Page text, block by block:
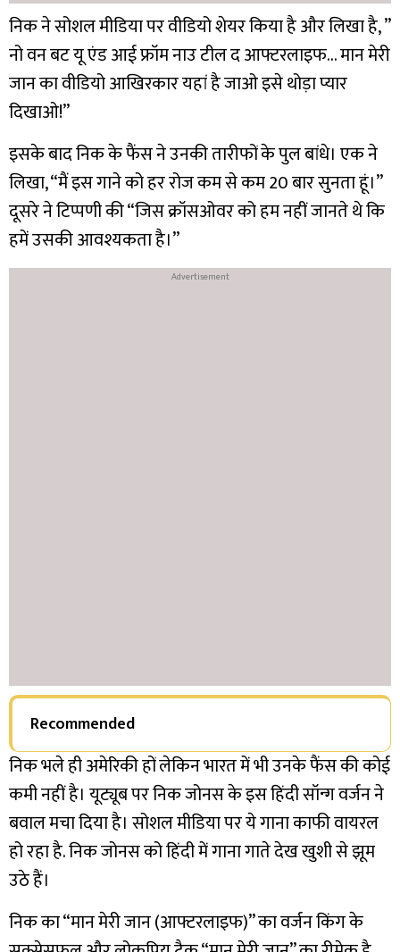
निक ने सोशल मीडिया पर वीडियो शेयर किया है और लिखा है, ”
नो वन बट यू एंड आई फ्रॉम नाउ टील द आफ्टरलाइफ… मान मेरी
जान का वीडियो आखिरकार यहां है जाओ इसे थोड़ा प्यार
दिखाओ!”
इसके बाद निक के फैंस ने उनकी तारीफों के पुल बांधे। एक ने
लिखा, “मैं इस गाने को हर रोज कम से कम 20 बार सुनता हूं।”
दूसरे ने टिप्पणी की “जिस क्रॉसओवर को हम नहीं जानते थे कि
हमें उसकी आवश्यकता है।”
Recommended
निक भले ही अमेरिकी हों लेकिन भारत में भी उनके फैंस की कोई
कमी नहीं है। यूट्यूब पर निक जोनस के इस हिंदी सॉन्ग वर्जन ने
बवाल मचा दिया है। सोशल मीडिया पर ये गाना काफी वायरल
हो रहा है. निक जोनस को हिंदी में गाना गाते देख खुशी से झूम
उठे हैं।
निक का “मान मेरी जान (आफ्टरलाइफ)” का वर्जन किंग के